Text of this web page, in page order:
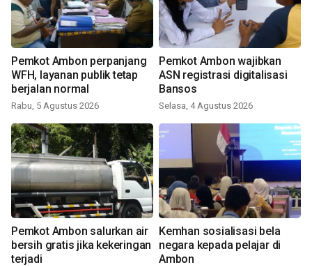
Pemkot Ambon perpanjang
WFH, layanan publik tetap
berjalan normal
Rabu, 5 Agustus 2026
Pemkot Ambon wajibkan
ASN registrasi digitalisasi
Bansos
Selasa, 4 Agustus 2026
Pemkot Ambon salurkan air
bersih gratis jika kekeringan
terjadi
Kemhan sosialisasi bela
negara kepada pelajar di
Ambon